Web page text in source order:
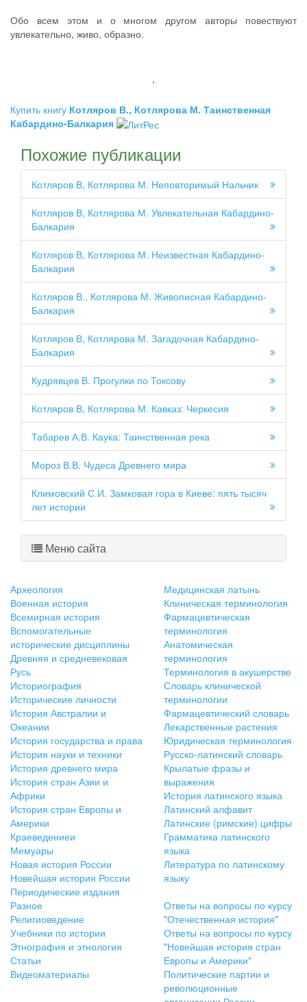
Обо всем этом и о многом другом авторы повествуют
увлекательно, живо, образно.
,
Купить книгу Котляров В., Котлярова М. Таинственная
Кабардино-Балкария
Похожие публикации
Котляров В, Котлярова М. Неповторимый Нальчик
Котляров В, Котлярова М. Увлекательная Кабардино-
Балкария
Котляров В, Котлярова М. Неизвестная Кабардино-
Балкария
Котляров В., Котлярова М. Живописная Кабардино-
Балкария
Котляров В, Котлярова М. Загадочная Кабардино-
Балкария
Кудрявцев В. Прогулки по Токсову
Котляров В, Котлярова М. Кавказ: Черкесия
Табарев А.В. Каука: Таинственная река
Мороз В.В. Чудеса Древнего мира
Климовский С.И. Замковая гора в Киеве: пять тысяч
лет истории
Меню сайта
Археология
Военная история
Всемирная история
Вспомогательные
исторические дисциплины
Древняя и средневековая
Русь
Историография
Исторические личности
История Австралии и
Океании
История государства и права
История науки и техники
История древнего мира
История стран Азии и
Африки
История стран Европы и
Америки
Краеведениеи
Мемуары
Новая история России
Новейшая история России
Периодические издания
Разное
Религиоведение
Учебники по истории
Этнография и этнология
Статьи
Видеоматериалы
Медицинская латынь
Клиническая терминология
Фармацевтическая
терминология
Анатомическая
терминология
Терминология в акушерстве
Словарь клинической
терминологии
Фармацевтический словарь
Лекарственные растения
Юридическая терминология
Русско-латинский словарь
Крылатые фразы и
выражения
История латинского языка
Латинский алфавит
Латинские (римские) цифры
Грамматика латинского
языка
Литература по латинскому
языку
Ответы на вопросы по курсу
"Отечественная история"
Ответы на вопросы по курсу
"Новейшая история стран
Европы и Америки"
Политические партии и
революционные